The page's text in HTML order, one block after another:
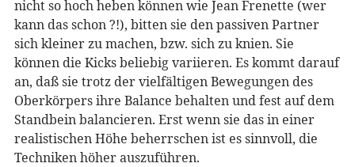
nicht so hoch heben können wie Jean Frenette (wer
kann das schon ?!), bitten sie den passiven Partner
sich kleiner zu machen, bzw. sich zu knien. Sie
können die Kicks beliebig variieren. Es kommt darauf
an, daß sie trotz der vielfältigen Bewegungen des
Oberkörpers ihre Balance behalten und fest auf dem
Standbein balancieren. Erst wenn sie das in einer
realistischen Höhe beherrschen ist es sinnvoll, die
Techniken höher auszuführen.